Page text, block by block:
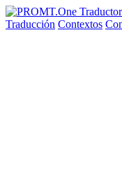
Traducción Contextos